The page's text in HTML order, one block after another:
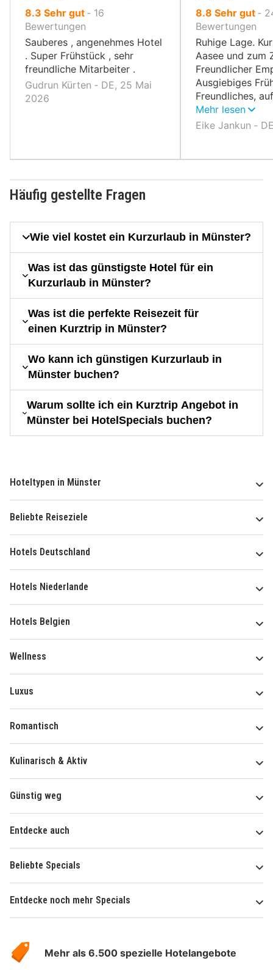
8.3 von
10,
Sehr gut ‐ 16
Bewertungen
Sauberes , angenehmes Hotel
. Super Frühstück , sehr
freundliche Mitarbeiter .
Gudrun Kürten ‐ DE, 25 Mai
2026
8.8 von
10,
Sehr gut ‐
Bewertungen
Ruhige Lage.
Aasee und zum
Freundlicher
Ausgiebiges
Freundliches,
Personal.
Mehr lesen
Eike Jankun ‐
Häufig gestellte Fragen
Wie viel kostet ein Kurzurlaub in Münster?
Was ist das günstigste Hotel für ein
Kurzurlaub in Münster?
Was ist die perfekte Reisezeit für
einen Kurztrip in Münster?
Wo kann ich günstigen Kurzurlaub in
Münster buchen?
Warum sollte ich ein Kurztrip Angebot in
Münster bei HotelSpecials buchen?
Hoteltypen in Münster
Beliebte Reiseziele
Hotels Deutschland
Hotels Niederlande
Hotels Belgien
Wellness
Luxus
Romantisch
Kulinarisch & Aktiv
Günstig weg
Entdecke auch
Beliebte Specials
Entdecke noch mehr Specials
Hotelspecials
Mehr als 6.500 spezielle Hotelangebote